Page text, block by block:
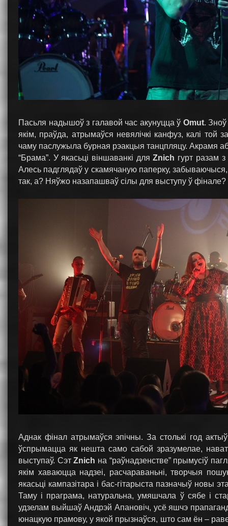
Пасьля надышоў з галавой час акунуцца ў Omut. Зноў
якім, праўда, атрымаўся невялічкі канфуз, калі
чаму паслужыла бурная рэакцыя танцпляцу. Акрамя
“Брама”. У якасьці віншаванкі дляZnich гурт разам
Алесь падглядаў у скамячаную паперку,
так, а? Няўжо назапашваў сілы для выступу ў фінале?
Аднак фінал атрымаўся эпічны. За столькі год
ўспрымацца як нешта само сабой зразумелае,
выступаў. СэтZnich на “раўнадзенстве” прымусіў
якім хаваюцца надзеі, расчараваньні, творчыя
якасьці кампазітара і бас-гітарыста пазначыў новы
Таму і праграма, натуральна, умяшчала ў сябе і
удзелам выйшаў Андрэй Апановіч, усё яшчэ
юнацкую прамову, у якой прызнаўся, што сам ён –